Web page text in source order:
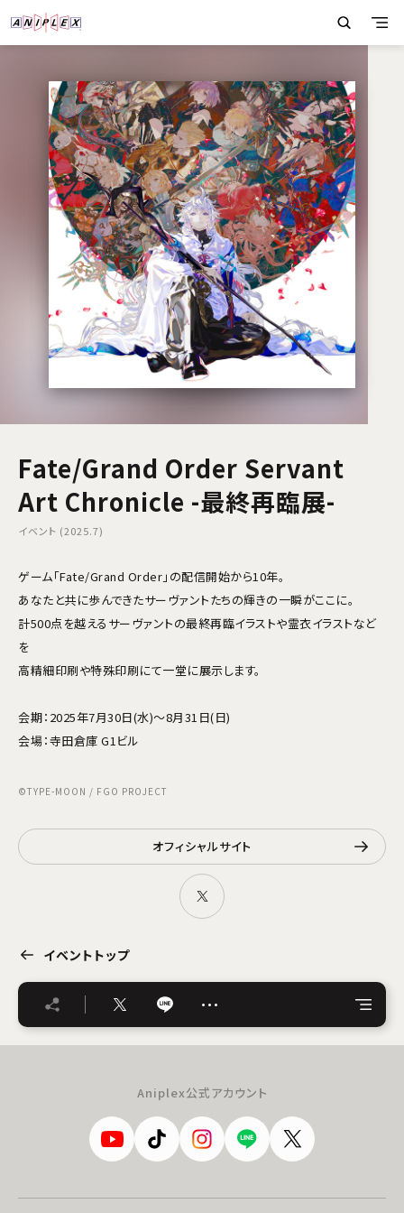
Fate/Grand Order Servant
Art Chronicle -最終再臨展-
イベント (2025.7)
ゲーム「Fate/Grand Order」の配信開始から10年。
あなたと共に歩んできたサーヴァントたちの輝きの一瞬がここに。
計500点を越えるサーヴァントの最終再臨イラストや霊衣イラストなど
を
高精細印刷や特殊印刷にて一堂に展示します。
会期：2025年7月30日(水)～8月31日(日)
会場：寺田倉庫 G1ビル
©TYPE-MOON / FGO PROJECT
オフィシャルサイト
イベントトップ
…
Aniplex公式アカウント